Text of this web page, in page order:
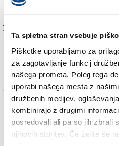
Ta spletna stran vsebuje
Piškotke uporabljamo za
za zagotavljanje funkcij
našega prometa. Poleg tega
uporabi našega mesta z
družbenih medijev,
kombinirajo z drugimi
posredovali ali pa so jih zbrali
njihovih storitev. Če želite še
nadaljujejo z zbiranjem
Za branje in pisanje komentarjev
TAGS: